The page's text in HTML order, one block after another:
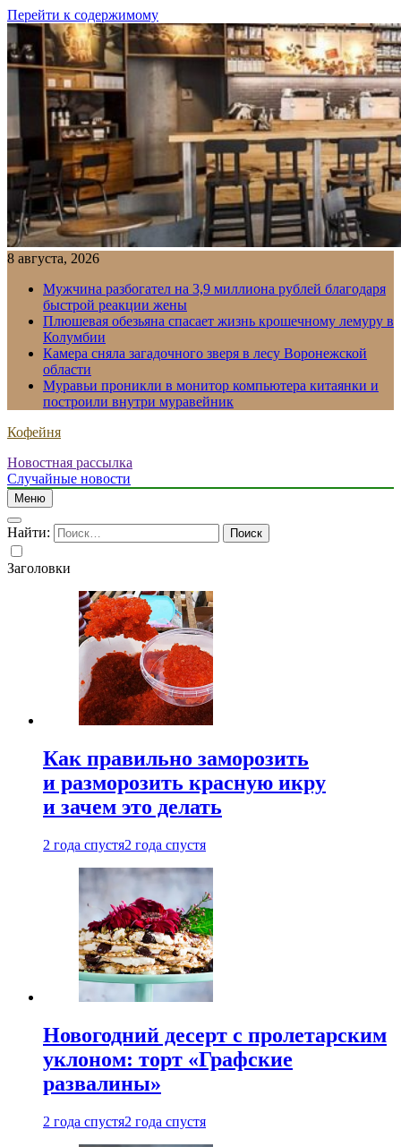
Перейти к содержимому
8 августа, 2026
Мужчина разбогател на 3,9 миллиона рублей благодаря
быстрой реакции жены
Плюшевая обезьяна спасает жизнь крошечному лемуру в
Колумбии
Камера сняла загадочного зверя в лесу Воронежской
области
Муравьи проникли в монитор компьютера китаянки и
построили внутри муравейник
Кофейня
Новостная рассылка
Случайные новости
Меню
Найти:
Заголовки
Как правильно заморозить
и разморозить красную икру
и зачем это делать
2 года спустя2 года спустя
Новогодний десерт с пролетарским
уклоном: торт «Графские
развалины»
2 года спустя2 года спустя